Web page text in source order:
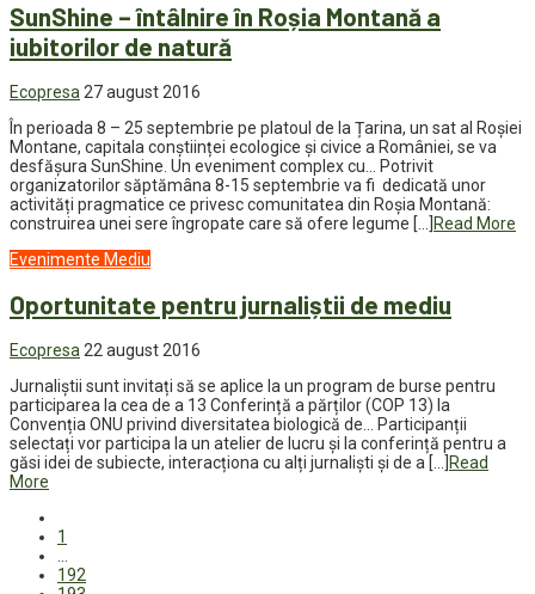
SunShine – întâlnire în Roșia Montană a
iubitorilor de natură
Ecopresa 27 august 2016
În perioada 8 – 25 septembrie pe platoul de la Țarina, un sat al Roșiei
Montane, capitala conștiinței ecologice și civice a României, se va
desfășura SunShine. Un eveniment complex cu… Potrivit
organizatorilor săptămâna 8-15 septembrie va fi dedicată unor
activități pragmatice ce privesc comunitatea din Roșia Montană:
construirea unei sere îngropate care să ofere legume […]
Read More
Evenimente Mediu
Oportunitate pentru jurnaliștii de mediu
Ecopresa 22 august 2016
Jurnaliștii sunt invitați să se aplice la un program de burse pentru
participarea la cea de a 13 Conferință a părților (COP 13) la
Convenția ONU privind diversitatea biologică de… Participanții
selectați vor participa la un atelier de lucru și la conferință pentru a
găsi idei de subiecte, interacționa cu alți jurnaliști și de a […]Read
More
1
192